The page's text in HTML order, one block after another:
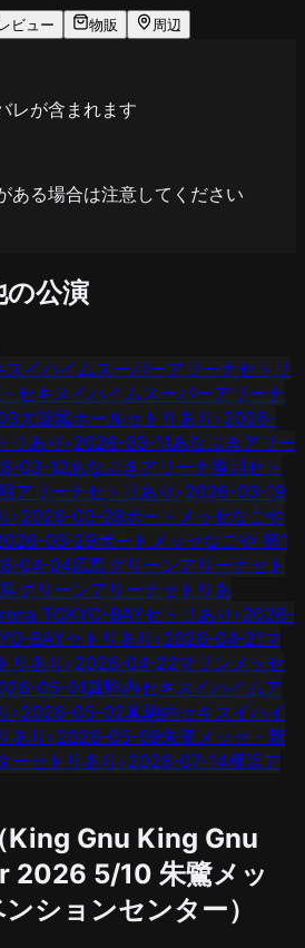
レビュー 物販 周辺
レが含まれます
ある場合は注意してください
の公演
イハイムスーパーアリーナセトリ
セキスイハイムスーパーアリーナ
大阪城ホールセトリあり › 2026-
リあり › 2026-03-11あなぶきアリー
03-12あなぶきアリーナ香川セト
アリーナセトリあり › 2026-03-19
› 2026-03-28ポートメッセなごや
03-29ポートメッセなごや 第1
04-04広島グリーンアリーナセト
グリーンアリーナセトリあ
TOKYO-BAYセトリあり › 2026-
BAYセトリあり › 2026-04-21マ
リあり › 2026-04-22マリンメッセ
05-01真駒内セキスイハイムア
› 2026-05-02真駒内セキスイハイ
あり › 2026-05-09朱鷺メッセ・新
ーセトリあり › 2026-07-14横浜ア
King Gnu King Gnu
2026 5/10 朱鷺メッ
ションセンター）